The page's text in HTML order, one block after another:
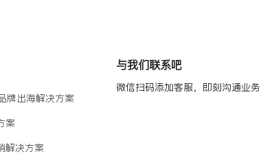
牌出海解决方案
案
解决方案
与我们联系吧
微信扫码添加客服，即刻沟通业务